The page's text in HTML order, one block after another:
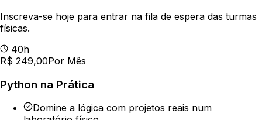
Inscreva-se hoje para entrar na fila de espera das turmas
físicas.
40h
R$ 249,00Por Mês
Python na Prática
Domine a lógica com projetos reais num